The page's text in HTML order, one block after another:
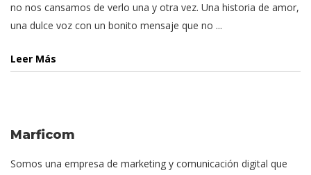
no nos cansamos de verlo una y otra vez. Una historia de amor,
una dulce voz con un bonito mensaje que no ...
Leer Más
Marficom
Somos una empresa de marketing y comunicación digital que